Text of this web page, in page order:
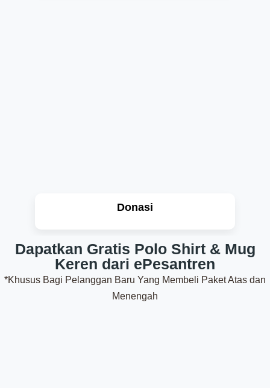
Donasi
Dapatkan Gratis Polo Shirt & Mug
Keren dari ePesantren
*Khusus Bagi Pelanggan Baru Yang Membeli Paket Atas dan
Menengah